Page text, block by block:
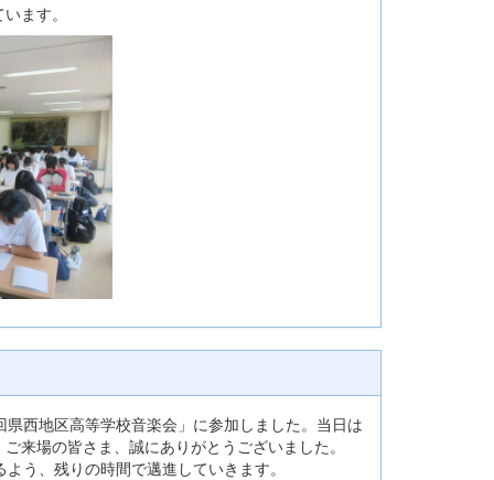
ます。
西地区高等学校音楽会」に参加しました。当日は
来場の皆さま、誠にありがとうございました。
う、残りの時間で邁進していきます。